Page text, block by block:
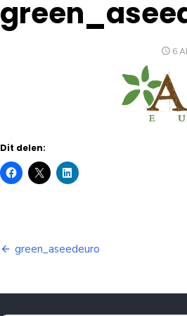
6
Dit delen:
Bericht
green_aseedeuro